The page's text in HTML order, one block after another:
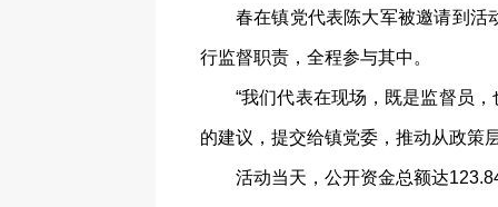
春在镇党代表陈大军被邀请到活
行监督职责，全程参与其中。
“我们代表在现场，既是监督员
的建议，提交给镇党委，推动从政策
活动当天，公开资金总额达